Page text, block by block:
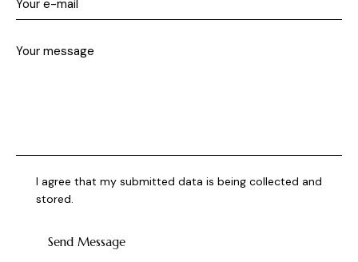
I agree that my submitted data is being collected and
stored.
Send Message